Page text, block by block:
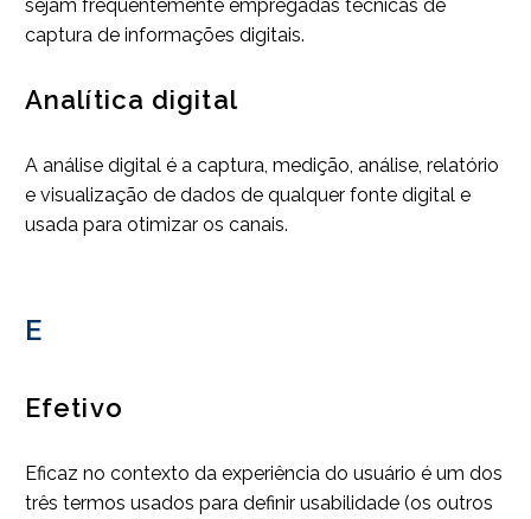
sejam freqüentemente empregadas técnicas de
captura de informações digitais.
Analítica digital
A análise digital é a captura, medição, análise, relatório
e visualização de dados de qualquer fonte digital e
usada para otimizar os canais.
E
Efetivo
Eficaz no contexto da experiência do usuário é um dos
três termos usados para definir usabilidade (os outros